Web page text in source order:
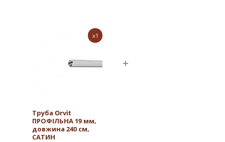
x1
Труба Orvit
ПРОФІЛЬНА 19 мм,
довжина 240 см,
САТИН